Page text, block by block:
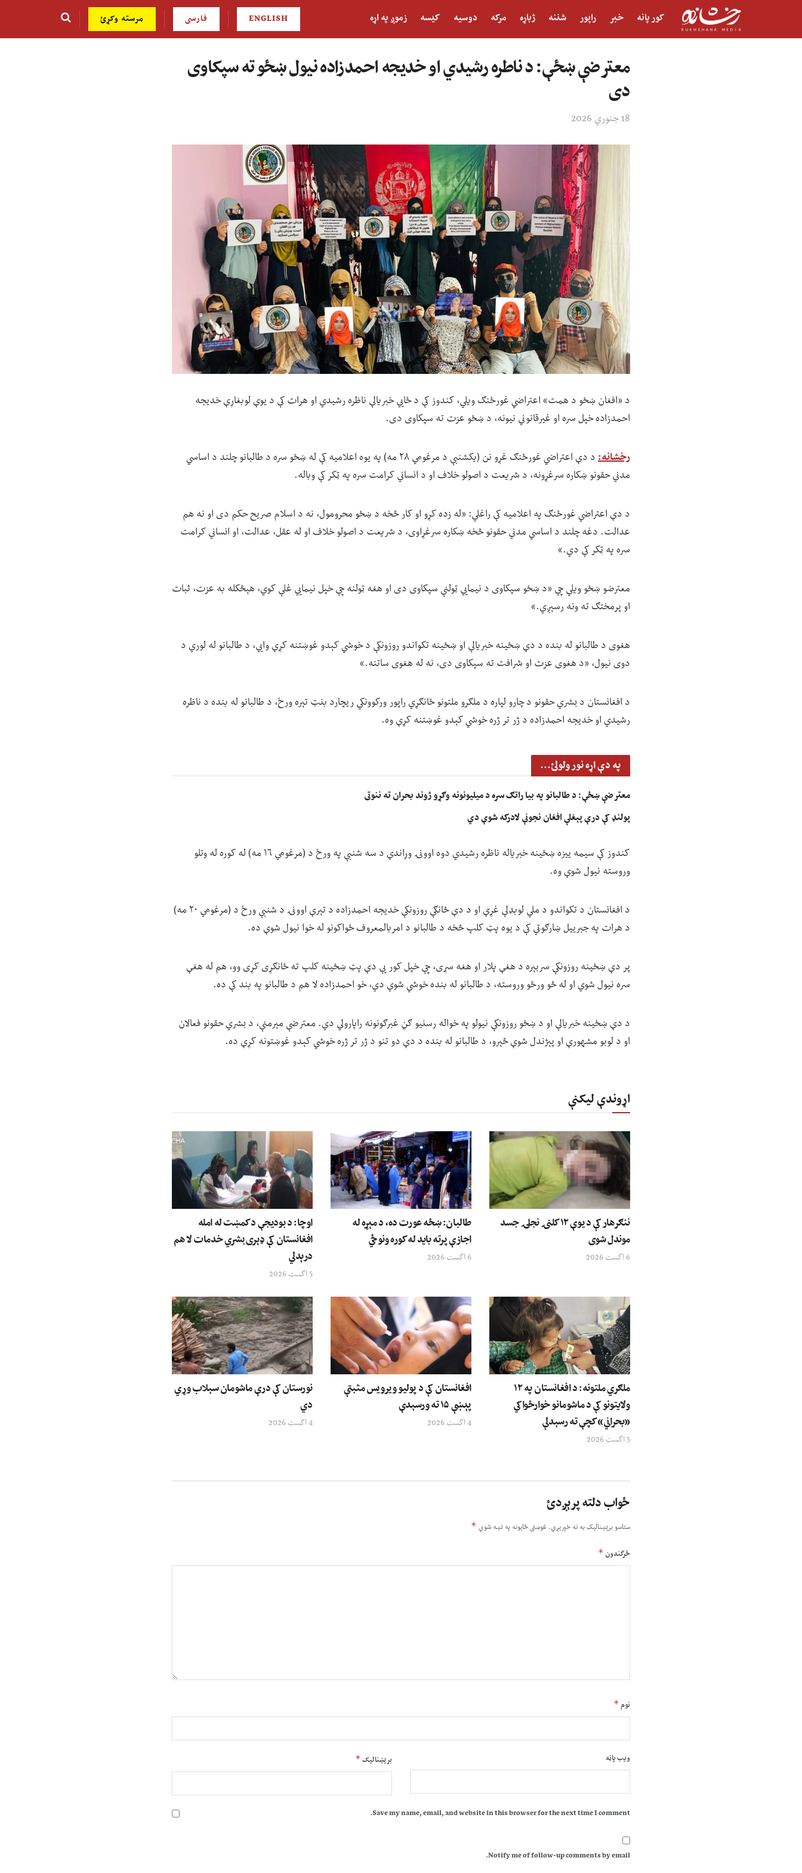
کور پانه خبر راپور شننه ژباړه مرکه دوسیه کیسه زموږ په اړه ENGLISH فارسی مرسته وکړئ
معترضې ښځې: د ناطره رشیدي او خدیجه احمدزاده نیول ښځو ته سپکاوی
دی
18 جنوري 2026
د «افغان ښځو د همت» اعتراضي غورځنګ ویلي، کندوز کې د ځايي خبریالې ناظره رشیدي او هرات کې د یوې لوبغاړې خدیجه
احمدزاده خپل سره او غیرقانوني نیونه، د ښځو عزت ته سپکاوی دی.
رخشانه:
د دې اعتراضي غورځنګ غړو نن (یکشنبې د مرغومي ۲۸ مه) په یوه اعلامیه کې له ښځو سره د طالبانو چلند د اساسي
مدني حقونو ښکاره سرغړونه، د شریعت د اصولو خلاف او د انساني کرامت سره په ټکر کې وباله.
د دې اعتراضي غورځنګ په اعلامیه کې راغلي: «له زده کړو او کار څخه د ښځو محرومول، نه د اسلام صریح حکم دی او نه هم
عدالت. دغه چلند د اساسي مدني حقونو څخه ښکاره سرغړاوی، د شریعت د اصولو خلاف او له عقل، عدالت، او انساني کرامت
سره په ټکر کې دي.»
معترضو ښځو ویلي چې «د ښځو سپکاوی د نیمايي ټولنې سپکاوی دی او هغه ټولنه چې خپل نیمايي غلې کوي، هېڅکله به عزت، ثبات
او پرمختګ ته ونه رسېږي.»
هغوی د طالبانو له بنده د دې ښځینه خبریالې او ښځینه تکواندو روزونکې د خوشي کېدو غوښتنه کړې وايي، د طالبانو له لوري د
دوی نیول، «د هغوی عزت او شرافت ته سپکاوی دی، نه له هغوی ساتنه.»
د افغانستان د بشري حقونو د چارو لپاره د ملګرو ملتونو ځانګړي راپور ورکوونکي ریچارد بنټ تېره ورځ، د طالبانو له بنده د ناظره
رشیدي او خدیجه احمدزاده د ژر تر ژره خوشي کېدو غوښتنه کړې وه.
په دې اړه نور ولولئ...
معترضې ښځې: د طالبانو په بیا راتګ سره د میلیونونه وګړو ژوند بحران ته ننوتی
پولنډ کې درې پېغلې افغان نجونې لادرکه شوې دي
کندوز کې سیمه ییزه ښځینه خبریاله ناظره رشیدي دوه اوونۍ وړاندې د سه شنبې په ورځ د (مرغومي ۱۶ مه) له کوره له وتلو
وروسته نیول شوې وه.
د افغانستان د تکواندو د ملي لوبډلې غړې او د دې څانګې روزونکې خدیجه احمدزاده د تېرې اوونۍ د شنبې ورځ د (مرغومي ۲۰ مه)
د هرات په جبرییل ښارګوټي کې د یوه پټ کلپ څخه د طالبانو د امربالمعروف ځواکونو له خوا نیول شوې ده.
پر دې ښځینه روزونکې سربېره د هغې پلار او هغه سړی، چې خپل کور یې دې پټ ښځینه کلپ ته ځانګړی کړی وو، هم له هغې
سره نیول شوي او له څو ورځو وروسته، د طالبانو له بنده خوشي شوي دي، خو احمدزاده لا هم د طالبانو په بند کې ده.
د دې ښځینه خبریالې او د ښځو روزونکې نیولو په خواله رسنیو ګڼ غبرګونونه راپارولي دي. معترضې مېرمنې، د بشري حقونو فعالان
او د لوبو مشهورې او پېژندل شوې څېرو، د طالبانو له بنده د دې دو تنو د ژر تر ژره خوشي کېدو غوښتونه کړې ده.
اړوندې لیکنې
ننګرهار کې د یوې ۱۲ کلنۍ نجلۍ جسد
موندل شوی
6 اگست 2026
طالبان: ښځه عورت ده، د مېړه له
اجازې پرته باید له کوره ونوځي
6 اگست 2026
اوچا: د بودیجې د کمښت له امله
افغانستان کې ډېری بشري خدمات لا هم
درېدلي
5 اگست 2026
ملګري ملتونه: د افغانستان په ۱۲
ولایتونو کې د ماشومانو خوارځواکي
«بحراني» کچې ته رسېدلې
5 اگست 2026
افغانستان کې د پولیو ویرویس مثبتې
پېښې ۱۵ ته ورسېدې
4 اگست 2026
نورستان کې درې ماشومان سېلاب وړي
دي
4 اگست 2026
ځواب دلته پرېږدئ
ستاسو برېښناليک به نه خپريږي.غوښتى ځایونه په نښه شوي *
څرگندون*
نوم*
بریښنالیک* ویب پاڼه
Save my name, email, and website in this browser for the next time I comment.
Notify me of follow-up comments by email.